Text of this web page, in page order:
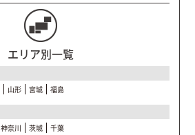
エリア別一覧
山形 宮城 福島
神奈川 茨城 千葉